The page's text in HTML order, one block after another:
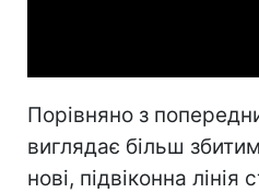
Порівняно з
виглядає більш
нові, підвіконна